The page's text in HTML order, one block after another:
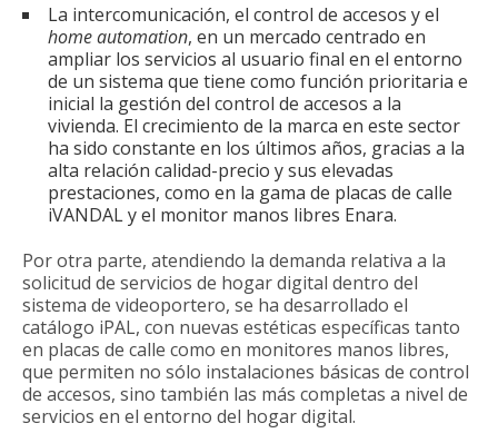
La intercomunicación, el control de accesos y el
home automation, en un mercado centrado en
ampliar los servicios al usuario final en el entorno
de un sistema que tiene como función prioritaria e
inicial la gestión del control de accesos a la
vivienda. El crecimiento de la marca en este sector
ha sido constante en los últimos años, gracias a la
alta relación calidad-precio y sus elevadas
prestaciones, como en la gama de placas de calle
iVANDAL y el monitor manos libres Enara.
Por otra parte, atendiendo la demanda relativa a la
solicitud de servicios de hogar digital dentro del
sistema de videoportero, se ha desarrollado el
catálogo iPAL, con nuevas estéticas específicas tanto
en placas de calle como en monitores manos libres,
que permiten no sólo instalaciones básicas de control
de accesos, sino también las más completas a nivel de
servicios en el entorno del hogar digital.